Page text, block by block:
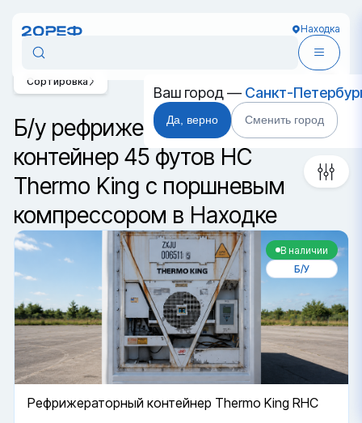
Находка
Ваш город — Санкт-
Да, верно Сменить город
Б/у рефрижераторный
контейнер 45 футов HC
Thermo King с поршневым
компрессором в Находке
Сортировка
В наличии
Б/У
Рефрижераторный контейнер Thermo King RHC